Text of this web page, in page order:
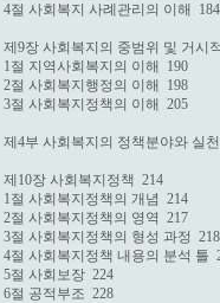
4절 사회복지 사례관리의 이해  184
제9장 사회복지의 중범위 및 거시
1절 지역사회복지의 이해  190
2절 사회복지행정의 이해  198
3절 사회복지정책의 이해  205
제4부 사회복지의 정책분야와 실
제10장 사회복지정책  214
1절 사회복지정책의 개념  214
2절 사회복지정책의 영역  217
3절 사회복지정책의 형성 과정  218
4절 사회복지정책 내용의 분석 틀
5절 사회보장  224
6절 공적부조  228